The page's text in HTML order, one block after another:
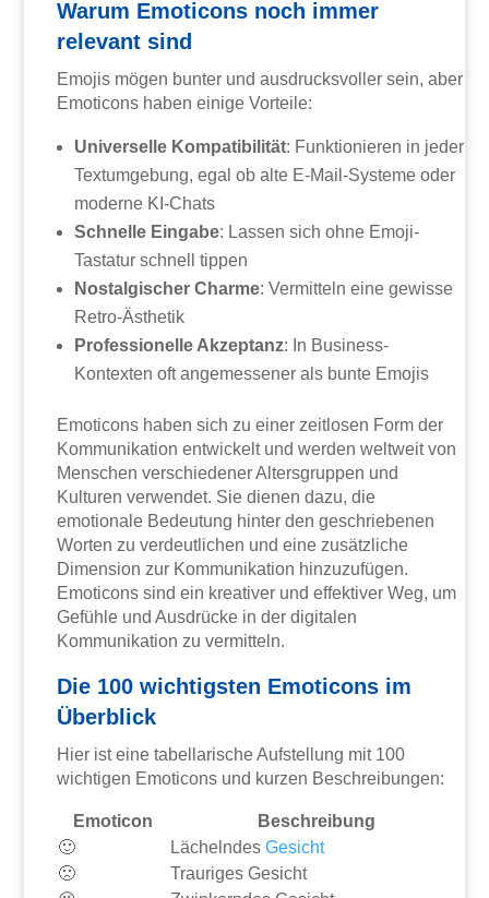
Warum Emoticons noch immer
relevant sind
Emojis mögen bunter und ausdrucksvoller sein, aber
Emoticons haben einige Vorteile:
Universelle Kompatibilität: Funktionieren in jeder
Textumgebung, egal ob alte E-Mail-Systeme oder
moderne KI-Chats
Schnelle Eingabe: Lassen sich ohne Emoji-
Tastatur schnell tippen
Nostalgischer Charme: Vermitteln eine gewisse
Retro-Ästhetik
Professionelle Akzeptanz: In Business-
Kontexten oft angemessener als bunte Emojis
Emoticons haben sich zu einer zeitlosen Form der
Kommunikation entwickelt und werden weltweit von
Menschen verschiedener Altersgruppen und
Kulturen verwendet. Sie dienen dazu, die
emotionale Bedeutung hinter den geschriebenen
Worten zu verdeutlichen und eine zusätzliche
Dimension zur Kommunikation hinzuzufügen.
Emoticons sind ein kreativer und effektiver Weg, um
Gefühle und Ausdrücke in der digitalen
Kommunikation zu vermitteln.
Die 100 wichtigsten Emoticons im
Überblick
Hier ist eine tabellarische Aufstellung mit 100
wichtigen Emoticons und kurzen Beschreibungen:
Emoticon
Beschreibung
🙂
LächelndesGesicht
🙁
Trauriges Gesicht